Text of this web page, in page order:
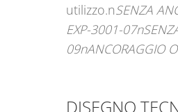
utilizzo.nSENZA
EXP-3001-
09nANCORAGGIO
DISEGNO